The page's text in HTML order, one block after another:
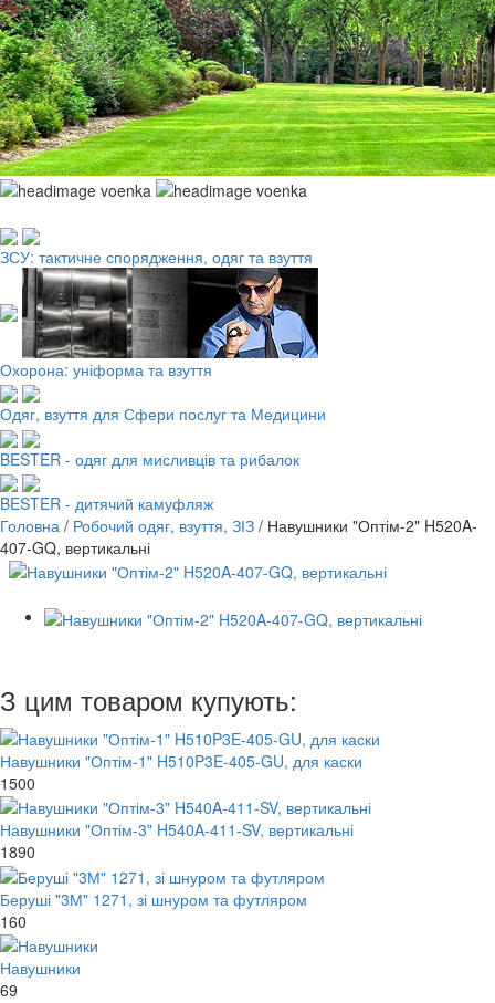
ЗСУ: тактичне спорядження, одяг та взуття
Охорона: уніформа та взуття
Одяг, взуття для Сфери послуг та Медицини
BESTER - одяг для мисливців та рибалок
BESTER - дитячий камуфляж
Головна / Робочий одяг, взуття, ЗІЗ / Навушники "Оптім-2" H520A-
407-GQ, вертикальні
З цим товаром купують:
Навушники "Оптім-1" H510P3E-405-GU, для каски
1500
Навушники "Оптім-3" H540A-411-SV, вертикальні
1890
Беруші "3М" 1271, зі шнуром та футляром
160
Навушники
69